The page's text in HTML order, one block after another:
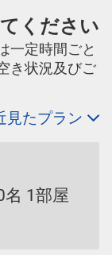
ください
一定時間ごと
き状況及びご
見たプラン
名 1部屋